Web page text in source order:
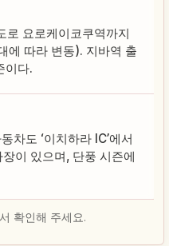
요로케이코쿠역까지
에 따라 변동). 지바역 출
이다.
차도 ‘이치하라 IC’에서
이 있으며, 단풍 시즌에
확인해 주세요.